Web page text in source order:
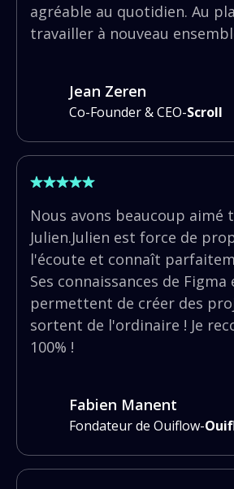
agréable au quotidien. Au
travailler à nouveau
Jean Zeren
Co-Founder & CEO-Scroll
Nous avons beaucoup aimé
Julien.Julien est force de
l'écoute et connaît
Ses connaissances de
permettent de créer des
sortent de l'ordinaire ! Je
100% !
Fabien Manent
Fondateur de Ouiflow-